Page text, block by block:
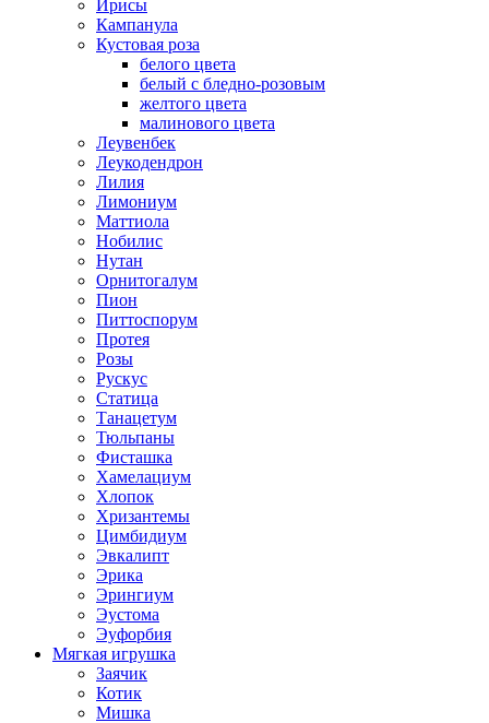
Ирисы
Кампанула
Кустовая роза
белого цвета
белый с бледно-розовым
желтого цвета
малинового цвета
Леувенбек
Леукодендрон
Лилия
Лимониум
Маттиола
Нобилис
Нутан
Орнитогалум
Пион
Питтоспорум
Протея
Розы
Рускус
Статица
Танацетум
Тюльпаны
Фисташка
Хамелациум
Хлопок
Хризантемы
Цимбидиум
Эвкалипт
Эрика
Эрингиум
Эустома
Эуфорбия
Мягкая игрушка
Заячик
Котик
Мишка